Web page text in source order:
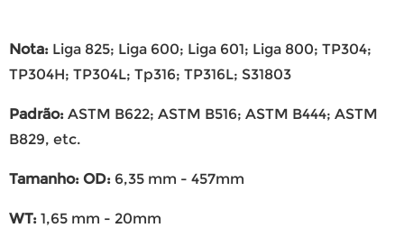
Nota: Liga 825; Liga 600; Liga 601; Liga 800; TP304;
TP304H; TP304L; Tp316; TP316L; S31803
Padrão: ASTM B622; ASTM B516; ASTM B444; ASTM
B829, etc.
Tamanho: OD: 6,35 mm - 457mm
WT: 1,65 mm - 20mm